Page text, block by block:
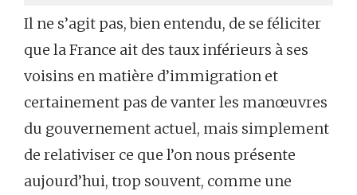
Il ne s’agit pas, bien entendu, de se féliciter
que la France ait des taux inférieurs à ses
voisins en matière d’immigration et
certainement pas de vanter les manœuvres
du gouvernement actuel, mais simplement
de relativiser ce que l’on nous présente
aujourd’hui, trop souvent, comme une